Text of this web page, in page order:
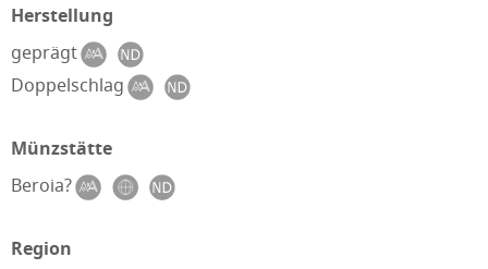
Herstellung
geprägt
Doppelschlag
Münzstätte
Beroia?
Region